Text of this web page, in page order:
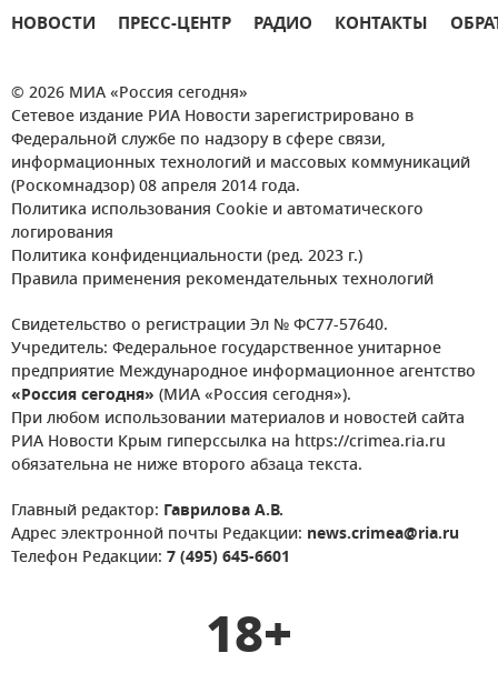
НОВОСТИ ПРЕСС-ЦЕНТР РАДИО КОНТАКТЫ
© 2026 МИА «Россия сегодня»
Сетевое издание РИА Новости зарегистрировано в
Федеральной службе по надзору в сфере связи,
информационных технологий и массовых коммуникаций
(Роскомнадзор) 08 апреля 2014 года.
Политика использования Cookie и автоматического
логирования
Политика конфиденциальности (ред. 2023 г.)
Правила применения рекомендательных технологий
Свидетельство о регистрации Эл № ФС77-57640.
Учредитель: Федеральное государственное унитарное
предприятие Международное информационное агентство
«Россия сегодня» (МИА «Россия сегодня»).
При любом использовании материалов и новостей сайта
РИА Новости Крым гиперссылка на https://crimea.ria.ru
обязательна не ниже второго абзаца текста.
Главный редактор: Гаврилова А.В.
Адрес электронной почты Редакции: news.crimea@ria.ru
Телефон Редакции: 7 (495) 645-6601
18+